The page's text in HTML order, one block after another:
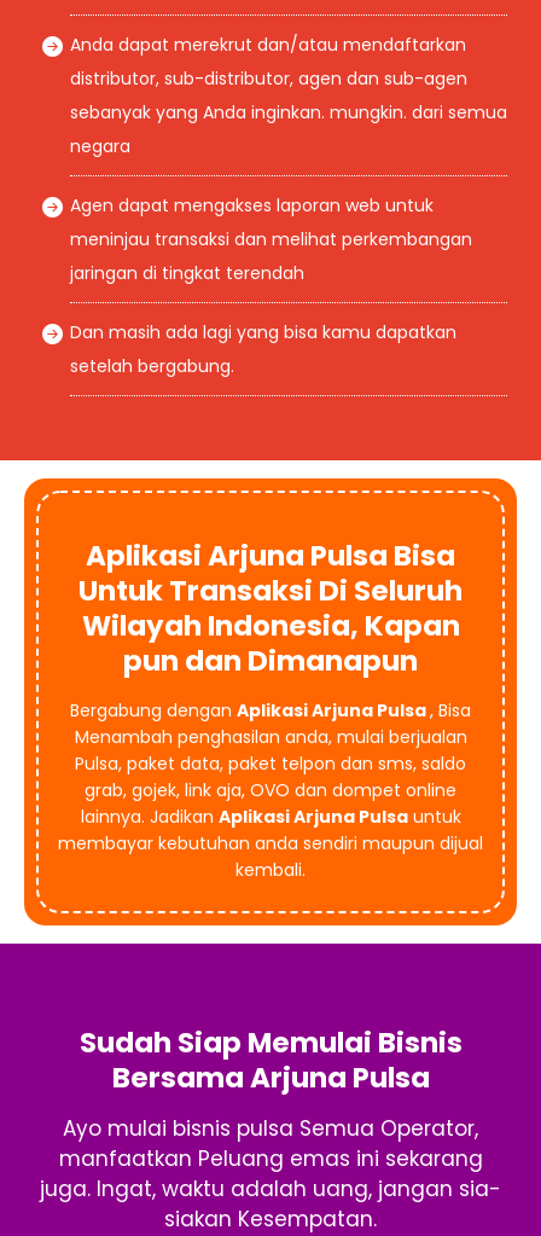
Anda dapat merekrut dan/atau mendaftarkan
distributor, sub-distributor, agen dan sub-agen
sebanyak yang Anda inginkan. mungkin. dari semua
negara
Agen dapat mengakses laporan web untuk
meninjau transaksi dan melihat perkembangan
jaringan di tingkat terendah
Dan masih ada lagi yang bisa kamu dapatkan
setelah bergabung.
Aplikasi Arjuna Pulsa Bisa
Untuk Transaksi Di Seluruh
Wilayah Indonesia, Kapan
pun dan Dimanapun
Bergabung dengan Aplikasi Arjuna Pulsa, Bisa
Menambah penghasilan anda, mulai berjualan
Pulsa, paket data, paket telpon dan sms, saldo
grab, gojek, link aja, OVO dan dompet online
lainnya. Jadikan Aplikasi Arjuna Pulsauntuk
membayar kebutuhan anda sendiri maupun dijual
kembali.
Sudah Siap Memulai Bisnis
Bersama Arjuna Pulsa
Ayo mulai bisnis pulsa Semua Operator,
manfaatkan Peluang emas ini sekarang
juga. Ingat, waktu adalah uang, jangan sia-
siakan Kesempatan.